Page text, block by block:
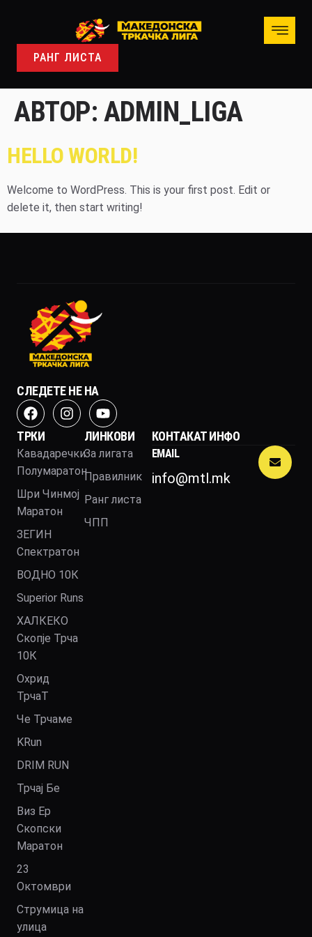
РАНГ ЛИСТА
АВТОР: ADMIN_LIGA
HELLO WORLD!
Welcome to WordPress. This is your first post. Edit or
delete it, then start writing!
СЛЕДЕТЕ НЕ НА
ТРКИ
Кавадаречки
Полумаратон
Шри Чинмој
Маратон
ЗЕГИН
Спектратон
ВОДНО 10К
Superior Runs
ХАЛКЕКО
Скопје Трча
10К
Охрид
ТрчаТ
Че Трчаме
KRun
DRIM RUN
Трчај Бе
Виз Ер
Скопски
Маратон
23
Октомври
Струмица на
улица
ЛИНКОВИ
За лигата
Правилник
Ранг листа
ЧПП
КОНТАКАТ ИНФО
EMAIL
info@mtl.mk